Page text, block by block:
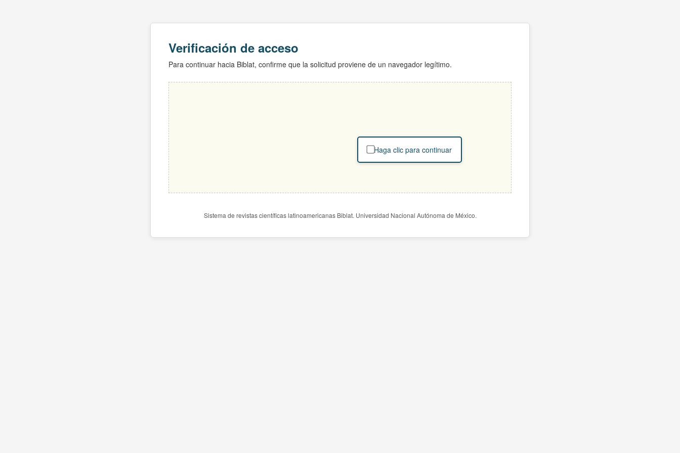
Verificación de acceso
Para continuar hacia Biblat, confirme que la solicitud proviene de un navegador legítimo.
Haga clic para continuar
Sistema de revistas científicas latinoamericanas Biblat. Universidad Nacional Autónoma de México.